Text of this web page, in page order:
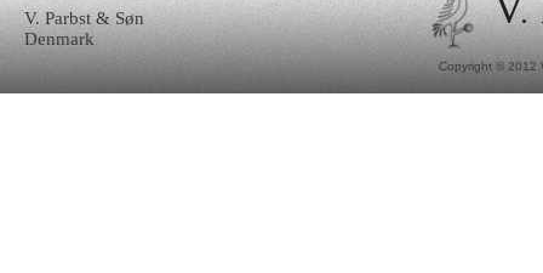
V. Parbst & Søn
Denmark
Copyright © 2012